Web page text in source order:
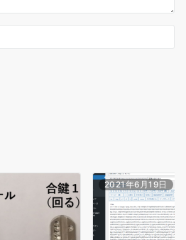
2021年6月19日